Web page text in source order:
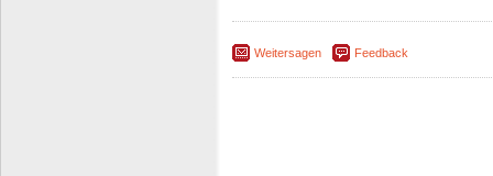
Weitersagen Feedback